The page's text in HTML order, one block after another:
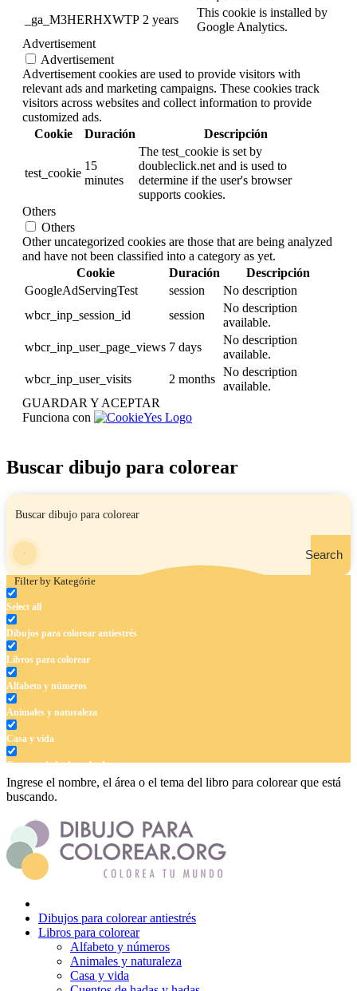
_ga_M3HERHXWTP 2 years
This cookie is installed by
Google Analytics.
Advertisement
Advertisement
Advertisement cookies are used to provide visitors with
relevant ads and marketing campaigns. These cookies track
visitors across websites and collect information to provide
customized ads.
Cookie
Duración Descripción
test_cookie
15
minutes
The test_cookie is set by
doubleclick.net and is used to
determine if the user's browser
supports cookies.
Others
Others
Other uncategorized cookies are those that are being analyzed
and have not been classified into a category as yet.
Cookie
Duración
Descripción
GoogleAdServingTest
session
No description
wbcr_inp_session_id
session
No description
available.
wbcr_inp_user_page_views 7 days
No description
available.
wbcr_inp_user_visits
2 months
No description
available.
GUARDAR Y ACEPTAR
Funciona con
Buscar dibujo para colorear
Search
Filter by Kategórie
Select all
Dibujos para colorear antiestrés
Libros para colorear
Alfabeto y números
Animales y naturaleza
Casa y vida
Cuentos de hadas y hadas
Deporte
Dinosaurios
El universo
Flores
Gente
Halloween y otoño
Invierno y navidad
Ingrese el nombre, el área o el tema del libro para colorear que está
buscando.
Dibujos para colorear antiestrés
Libros para colorear
Alfabeto y números
Animales y naturaleza
Casa y vida